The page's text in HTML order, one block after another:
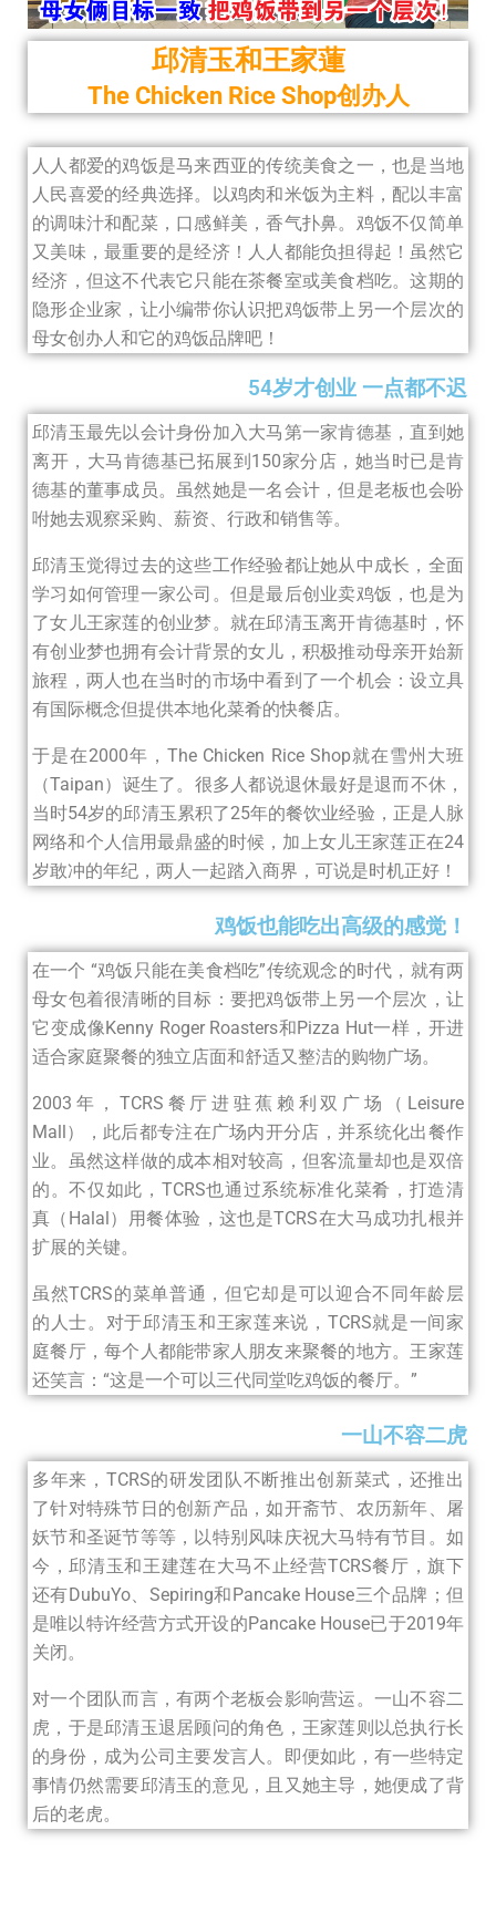
邱清玉和王家蓮
The Chicken Rice Shop创办人
人人都爱的鸡饭是马来西亚的传统美食之一，也是当地
人民喜爱的经典选择。以鸡肉和米饭为主料，配以丰富
的调味汁和配菜，口感鲜美，香气扑鼻。鸡饭不仅简单
又美味，最重要的是经济！人人都能负担得起！虽然它
经济，但这不代表它只能在茶餐室或美食档吃。这期的
隐形企业家，让小编带你认识把鸡饭带上另一个层次的
母女创办人和它的鸡饭品牌吧！
54岁才创业 一点都不迟
邱清玉最先以会计身份加入大马第一家肯德基，直到她
离开，大马肯德基已拓展到150家分店，她当时已是肯
德基的董事成员。虽然她是一名会计，但是老板也会吩
咐她去观察采购、薪资、行政和销售等。
邱清玉觉得过去的这些工作经验都让她从中成长，全面
学习如何管理一家公司。但是最后创业卖鸡饭，也是为
了女儿王家莲的创业梦。就在邱清玉离开肯德基时，怀
有创业梦也拥有会计背景的女儿，积极推动母亲开始新
旅程，两人也在当时的市场中看到了一个机会：设立具
有国际概念但提供本地化菜肴的快餐店。
于是在2000年，The Chicken Rice Shop就在雪州大班
（Taipan）诞生了。 很多人都说退休最好是退而不休，
当时54岁的邱清玉累积了25年的餐饮业经验，正是人脉
网络和个人信用最鼎盛的时候，加上女儿王家莲正在24
岁敢冲的年纪，两人一起踏入商界，可说是时机正好！
鸡饭也能吃出高级的感觉！
在一个 “鸡饭只能在美食档吃”传统观念的时代，就有两
母女包着很清晰的目标：要把鸡饭带上另一个层次，让
它变成像Kenny Roger Roasters和Pizza Hut一样，开进
适合家庭聚餐的独立店面和舒适又整洁的购物广场。
2003年，TCRS餐厅进驻蕉赖利双广场（Leisure
Mall），此后都专注在广场内开分店，并系统化出餐作
业。虽然这样做的成本相对较高，但客流量却也是双倍
的。不仅如此，TCRS也通过系统标准化菜肴，打造清
真（Halal）用餐体验，这也是TCRS在大马成功扎根并
扩展的关键。
虽然TCRS的菜单普通，但它却是可以迎合不同年龄层
的人士。对于邱清玉和王家莲来说，TCRS就是一间家
庭餐厅，每个人都能带家人朋友来聚餐的地方。王家莲
还笑言：“这是一个可以三代同堂吃鸡饭的餐厅。”
一山不容二虎
多年来，TCRS的研发团队不断推出创新菜式，还推出
了针对特殊节日的创新产品，如开斋节、农历新年、屠
妖节和圣诞节等等，以特别风味庆祝大马特有节目。如
今，邱清玉和王建莲在大马不止经营TCRS餐厅，旗下
还有DubuYo、Sepiring和Pancake House三个品牌；但
是唯以特许经营方式开设的Pancake House已于2019年
关闭。
对一个团队而言，有两个老板会影响营运。一山不容二
虎，于是邱清玉退居顾问的角色，王家莲则以总执行长
的身份，成为公司主要发言人。即便如此，有一些特定
事情仍然需要邱清玉的意见，且又她主导，她便成了背
后的老虎。